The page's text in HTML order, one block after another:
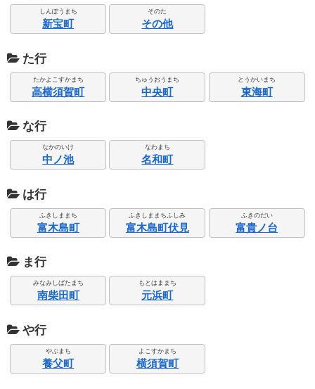
しんぽうまち
新宝町
そのた
その他
た行
たかよこすかまち
高横須賀町
ちゅうおうまち
中央町
とうかいまち
東海町
な行
なかのいけ
中ノ池
なわまち
名和町
は行
ふきしままち
富木島町
ふきしままちふしみ
富木島町伏見
ふきのだい
富貴ノ台
ま行
みなみしばたまち
南柴田町
もとはままち
元浜町
や行
やぶまち
養父町
よこすかまち
横須賀町